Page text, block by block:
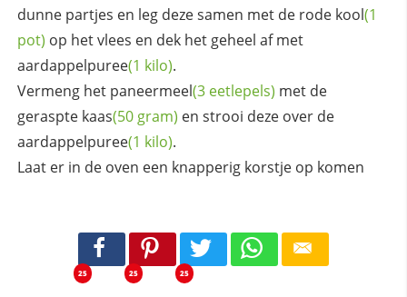
dunne partjes en leg deze samen met de rode kool(1
pot) op het vlees en dek het geheel af met
aardappelpuree(1 kilo).
Vermeng het paneermeel(3 eetlepels) met de
geraspte kaas(50 gram) en strooi deze over de
aardappelpuree(1 kilo).
Laat er in de oven een knapperig korstje op komen
25 25 25